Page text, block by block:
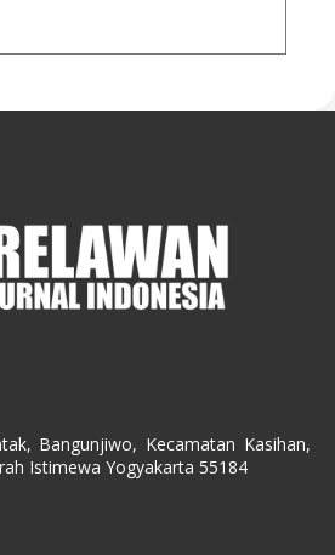
Bangunjiwo, Kecamatan Kasihan,
Istimewa Yogyakarta 55184